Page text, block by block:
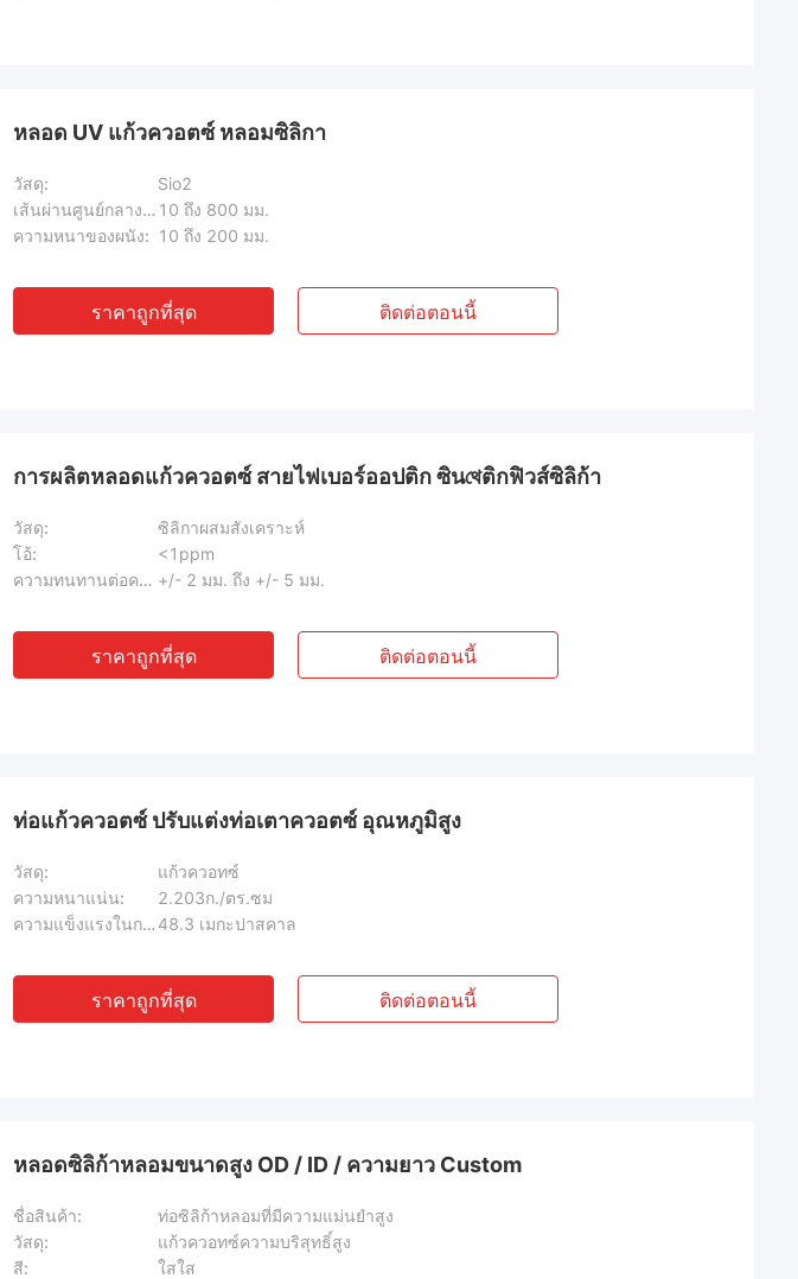
หลอด UV แก้วควอตซ์ หลอมซิลิกา
วัสดุ:
Sio2
เส้นผ่านศูนย์กลางออก: 10 ถึง 800 มม.
ความหนาของผนัง: 10 ถึง 200 มม.
ราคาถูกที่สุด ติดต่อตอนนี้
การผลิตหลอดแก้วควอตซ์ สายไฟเบอร์ออปติก ซินথেติกฟิวส์ซิลิก้า
วัสดุ:
ซิลิกาผสมสังเคราะห์
โอ้:
<1ppm
ความทนทานต่อความยาว: +/- 2 มม. ถึง +/- 5 มม.
ราคาถูกที่สุด ติดต่อตอนนี้
ท่อแก้วควอตซ์ ปรับแต่งท่อเตาควอตซ์ อุณหภูมิสูง
วัสดุ:
แก้วควอทซ์
ความหนาแน่น:
2.203ก./ตร.ซม
ความแข็งแรงในการดึง: 48.3 เมกะปาสคาล
ราคาถูกที่สุด ติดต่อตอนนี้
หลอดซิลิก้าหลอมขนาดสูง OD / ID / ความยาว Custom
ชื่อสินค้า:
ท่อซิลิก้าหลอมที่มีความแม่นยำสูง
วัสดุ:
แก้วควอทซ์ความบริสุทธิ์สูง
สี:
ใสใส